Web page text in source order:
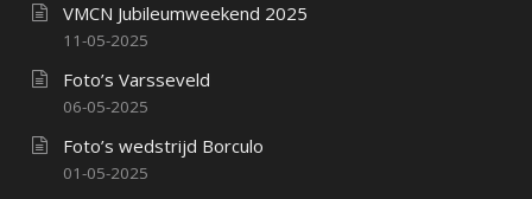
VMCN Jubileumweekend 2025
11-05-2025
Foto’s Varsseveld
06-05-2025
Foto’s wedstrijd Borculo
01-05-2025